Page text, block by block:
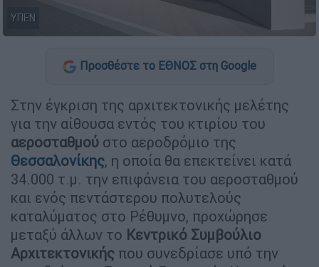
ΥΠΕΝ
Προσθέστε το ΕΘΝΟΣ στη Google
Στην έγκριση της αρχιτεκτονικής μελέτης
για την αίθουσα εντός του κτιρίου του
αεροσταθμού στο αεροδρόμιο της
Θεσσαλονίκης, η οποία θα επεκτείνει κατά
34.000 τ.μ. την επιφάνεια του αεροσταθμού
και ενός πεντάστερου πολυτελούς
καταλύματος στο Ρέθυμνο, προχώρησε
μεταξύ άλλων το Κεντρικό Συμβούλιο
Αρχιτεκτονικής που συνεδρίασε υπό την